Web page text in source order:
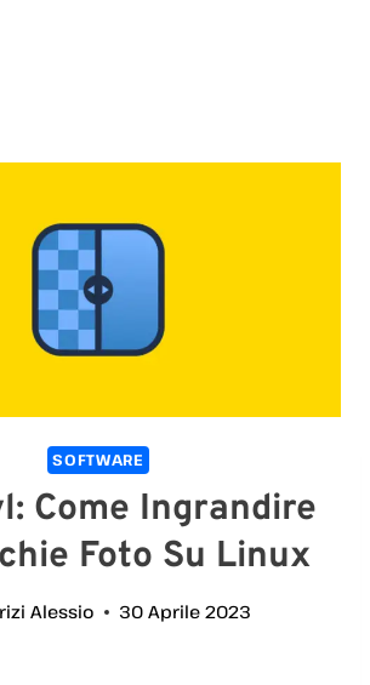
SOFTWARE
Come Ingrandire
Foto Su Linux
Alessio 30 Aprile 2023